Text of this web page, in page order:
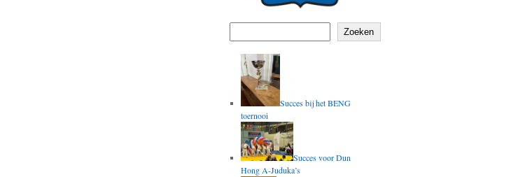
Zoeken
Succes bij het BENG
toernooi
Succes voor Dun
Hong A-Juduka’s